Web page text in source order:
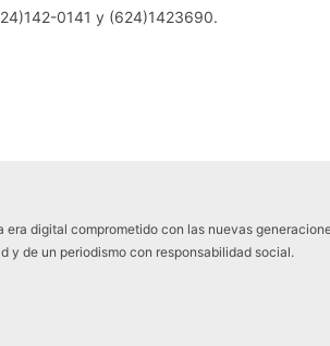
0141 y (624)1423690.
era digital comprometido con las nuevas
y de un periodismo con responsabilidad social.